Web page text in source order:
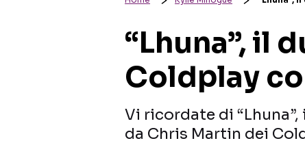
“Lhuna”, il
Coldplay
Vi ricordate di
da Chris Martin dei